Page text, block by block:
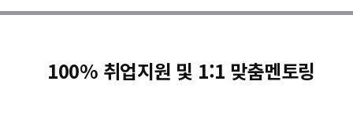
100% 취업지원 및 1:1 맞춤멘토링